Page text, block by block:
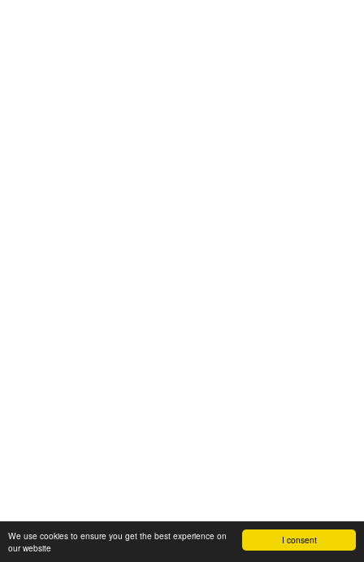
I consent
We use cookies to ensure you get the best experience on
our website